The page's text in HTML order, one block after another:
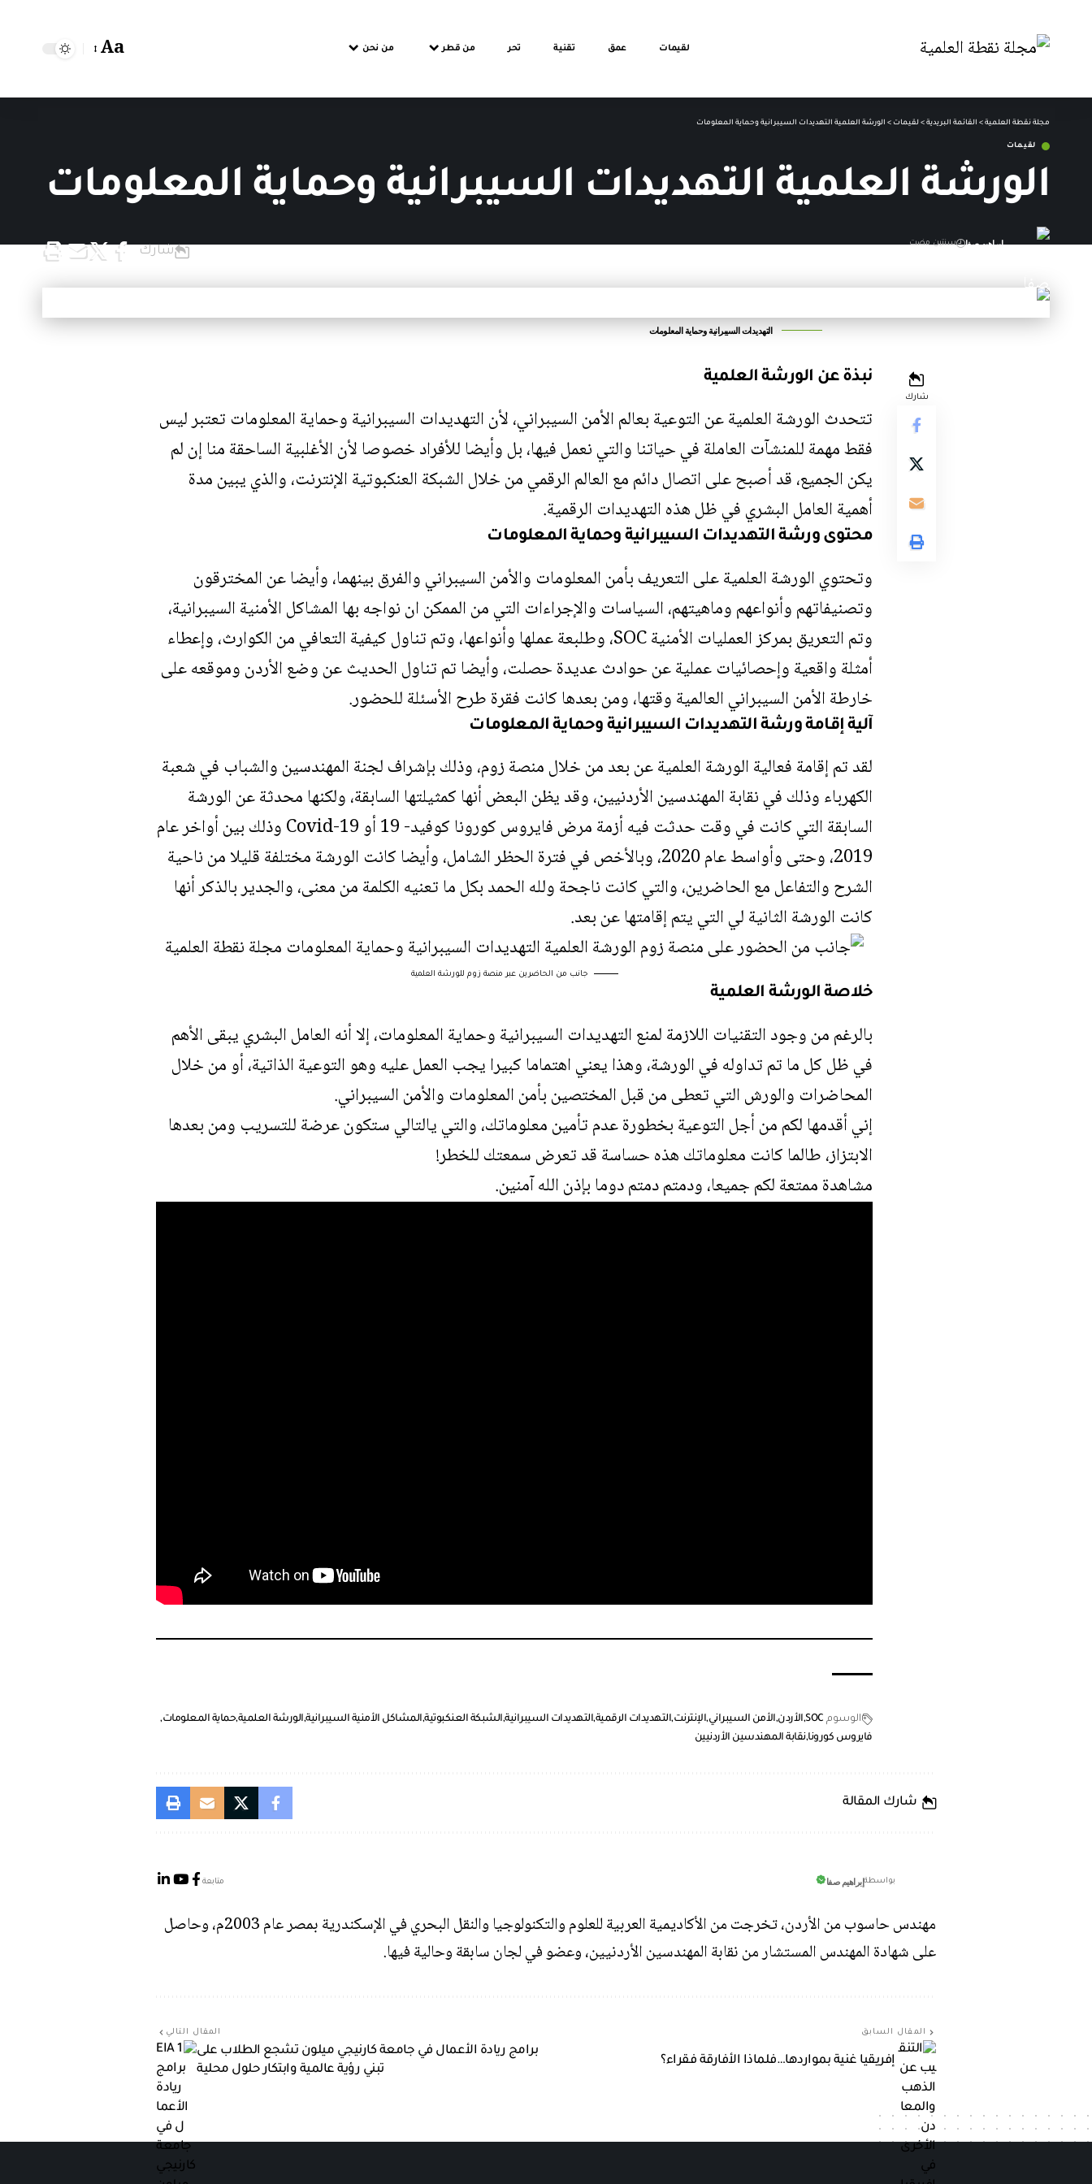
لقيمات عمق تقنية تحر من قطر من نحن Aa
مجلة نقطة العلمية > القائمة البريدية > لقيمات > الورشة العلمية التهديدات السيبرانية وحماية المعلومات
لقيمات
الورشة العلمية التهديدات السيبرانية وحماية المعلومات
إبراهيم صفا سنتين مضت
شارك
التهديدات السيبرانية وحماية المعلومات
شارك
نبذة عن الورشة العلمية
تتحدث الورشة العلمية عن التوعية بعالم الأمن السيبراني، لأن التهديدات السيبرانية وحماية المعلومات تعتبر ليس
فقط مهمة للمنشآت العاملة في حياتنا والتي نعمل فيها، بل وأيضا للأفراد خصوصا لأن الأغلبية الساحقة منا إن لم
يكن الجميع، قد أصبح على اتصال دائم مع العالم الرقمي من خلال الشبكة العنكبوتية الإنترنت، والذي يبين مدة
أهمية العامل البشري في ظل هذه التهديدات الرقمية.
محتوى ورشة التهديدات السيبرانية وحماية المعلومات
وتحتوي الورشة العلمية على التعريف بأمن المعلومات والأمن السيبراني والفرق بينهما، وأيضا عن المخترقون
وتصنيفاتهم وأنواعهم وماهيتهم، السياسات والإجراءات التي من الممكن ان نواجه بها المشاكل الأمنية السيبرانية،
وتم التعريق بمركز العمليات الأمنية SOC، وطلبعة عملها وأنواعها، وتم تناول كيفية التعافي من الكوارث، وإعطاء
أمثلة واقعية وإحصائيات عملية عن حوادث عديدة حصلت، وأيضا تم تناول الحديث عن وضع الأردن وموقعه على
خارطة الأمن السيبراني العالمية وقتها، ومن بعدها كانت فقرة طرح الأسئلة للحضور.
آلية إقامة ورشة التهديدات السيبرانية وحماية المعلومات
لقد تم إقامة فعالية الورشة العلمية عن بعد من خلال منصة زوم، وذلك بإشراف لجنة المهندسين والشباب في شعبة
الكهرباء وذلك في نقابة المهندسين الأردنيين، وقد يظن البعض أنها كمثيلتها السابقة، ولكنها محدثة عن الورشة
السابقة التي كانت في وقت حدثت فيه أزمة مرض فايروس كورونا كوفيد- 19 أو Covid-19 وذلك بين أواخر عام
2019، وحتى وأواسط عام 2020، وبالأخص في فترة الحظر الشامل، وأيضا كانت الورشة مختلفة قليلا من ناحية
الشرح والتفاعل مع الحاضرين، والتي كانت ناجحة ولله الحمد بكل ما تعنيه الكلمة من معنى، والجدير بالذكر أنها
كانت الورشة الثانية لي التي يتم إقامتها عن بعد.
جانب من الحاضرين عبر منصة زوم للورشة العلمية
خلاصة الورشة العلمية
بالرغم من وجود التقنيات اللازمة لمنع التهديدات السيبرانية وحماية المعلومات، إلا أنه العامل البشري يبقى الأهم
في ظل كل ما تم تداوله في الورشة، وهذا يعني اهتماما كبيرا يجب العمل عليه وهو التوعية الذاتية، أو من خلال
المحاضرات والورش التي تعطى من قبل المختصين بأمن المعلومات والأمن السيبراني.
إني أقدمها لكم من أجل التوعية بخطورة عدم تأمين معلوماتك، والتي يالتالي ستكون عرضة للتسريب ومن بعدها
الابتزاز، طالما كانت معلوماتك هذه حساسة قد تعرض سمعتك للخطر!
مشاهدة ممتعة لكم جميعا، ودمتم دمتم دوما بإذن الله آمنين.
الوسوم SOC الأردن الأمن السيبرانيالإنترنتالتهديدات الرقميةالتهديدات السيبرانية الشبكة العنكبوتية المشاكل الأمنية السيبرانية الورشة العلميةحماية المعلومات
فايروس كورونا نقابة المهندسين الأردنيين
شارك المقالة
بواسطةإبراهيم صفا متابعة
مهندس حاسوب من الأردن، تخرجت من الأكاديمية العربية للعلوم والتكنولوجيا والنقل البحري في الإسكندرية بمصر عام 2003م، وحاصل
على شهادة المهندس المستشار من نقابة المهندسين الأردنيين، وعضو في لجان سابقة وحالية فيها.
المقال السابق
إفريقيا غنية بمواردها…فلماذا الأفارقة فقراء؟
المقال التالي
برامج ريادة الأعمال في جامعة كارنيجي ميلون تشجع الطلاب على
تبني رؤية عالمية وابتكار حلول محلية